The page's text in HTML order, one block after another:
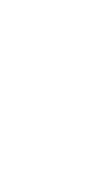
Jelly Topping